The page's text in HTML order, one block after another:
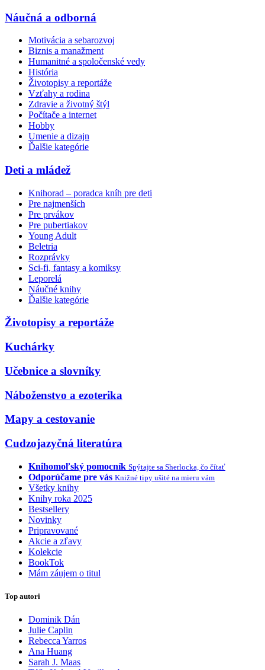
Náučná a odborná
Motivácia a sebarozvoj
Biznis a manažment
Humanitné a spoločenské vedy
História
Životopisy a reportáže
Vzťahy a rodina
Zdravie a životný štýl
Počítače a internet
Hobby
Umenie a dizajn
Ďalšie kategórie
Deti a mládež
Knihorad – poradca kníh pre deti
Pre najmenších
Pre prvákov
Pre pubertiakov
Young Adult
Beletria
Rozprávky
Sci-fi, fantasy a komiksy
Leporelá
Náučné knihy
Ďalšie kategórie
Životopisy a reportáže
Kuchárky
Učebnice a slovníky
Náboženstvo a ezoterika
Mapy a cestovanie
Cudzojazyčná literatúra
Knihomoľský pomocník Spýtajte sa Sherlocka, čo čítať
Odporúčame pre vás Knižné tipy ušité na mieru vám
Všetky knihy
Knihy roka 2025
Bestsellery
Novinky
Pripravované
Akcie a zľavy
Kolekcie
BookTok
Mám záujem o titul
Top autori
Dominik Dán
Julie Caplin
Rebecca Yarros
Ana Huang
Sarah J. Maas